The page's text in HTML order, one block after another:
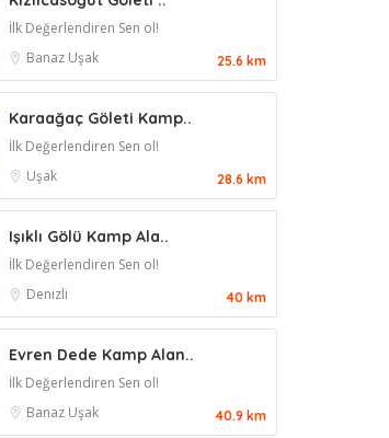
İlk Değerlendiren Sen ol!
Banaz Uşak 25.6 km
Karaağaç Göleti Kamp..
İlk Değerlendiren Sen ol!
Uşak
28.6 km
Işıklı Gölü Kamp Ala..
İlk Değerlendiren Sen ol!
Denizli
40 km
Evren Dede Kamp Alan..
İlk Değerlendiren Sen ol!
Banaz Uşak 40.9 km